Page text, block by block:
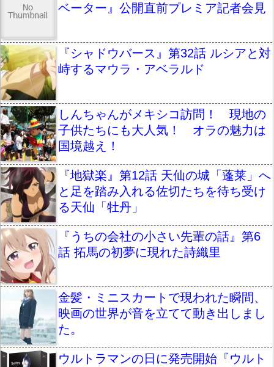
ベーター』公開直前プレミア記者会見
『シャドウバース』第32話 ルシアと対
峙するマウラ・アベラルド
しんちゃんがメキシコ訪問！ 現地の
子供たちにも大人気！ オラの魅力は
国境越え！
『地獄楽』第12話 天仙の城「蓬莱」へ
と足を踏み入れる佐切たちを待ち受け
る天仙「牡丹」
『うちの会社の小さい先輩の話』第6
話 拓馬の初夢に現れた詩織里
金髪・ミニスカートで現われた瞬間、
映画の世界が音を立てて動き出しまし
た。
ウルトラマンの日に発売開始『ウルト